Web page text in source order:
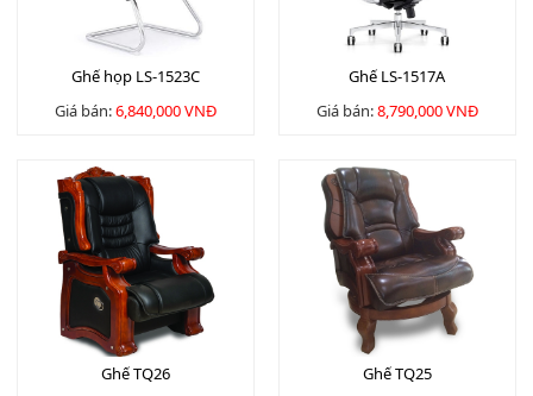
Ghế họp LS-1523C
Giá bán:6,840,000 VNĐ
Ghế LS-1517A
Giá bán:8,790,000 VNĐ
Ghế TQ26
Ghế TQ25